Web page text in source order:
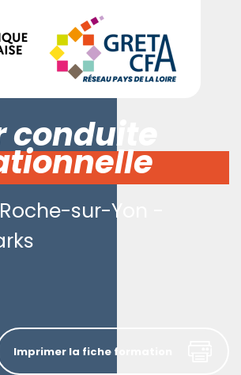
sur-Yon -
Imprimer la fiche formation